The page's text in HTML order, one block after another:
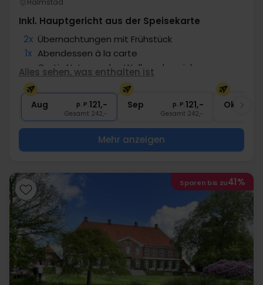
Halmstad
Inkl. Hauptgericht aus der Speisekarte
2x Übernachtungen mit Frühstück
1x Abendessen à la carte
∞ Gratis Nutzung des Wellnessbereichs
1x
Kaffee/Tee/Gebäck nach Abendessen
∞ Nutzung Fitness
Alles sehen, was enthalten ist
Aug p. P.121,-
Gesamt 242,-
Sep p. P.121,-
Gesamt 242,-
Okt
Mehr anzeigen
Sparen bis zu41%